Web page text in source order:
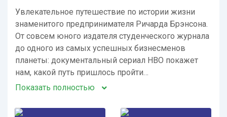
Увлекательное путешествие по истории жизни
знаменитого предпринимателя Ричарда Брэнсона.
От совсем юного издателя студенческого журнала
до одного из самых успешных бизнесменов
планеты: документальный сериал HBO покажет
нам, какой путь пришлось пройти…
Показать полностью